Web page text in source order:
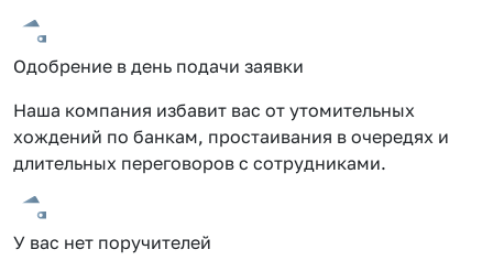
Одобрение в день подачи заявки
Наша компания избавит вас от утомительных
хождений по банкам, простаивания в очередях и
длительных переговоров с сотрудниками.
У вас нет поручителей